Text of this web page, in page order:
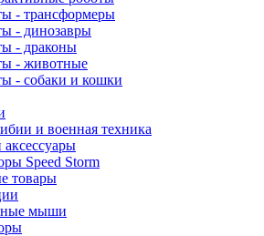
- трансформеры
- динозавры
- драконы
- животные
- собаки и кошки
и военная техника
Speed Storm
товары
мыши